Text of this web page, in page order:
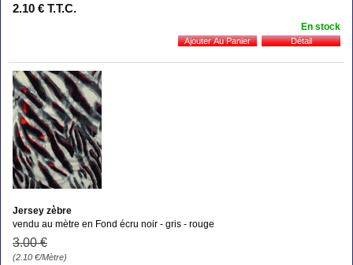
2.10 € T.T.C.
En stock
Jersey zèbre
vendu au mètre en Fond écru noir - gris - rouge
3.00 €
(2.10 €/Mètre)